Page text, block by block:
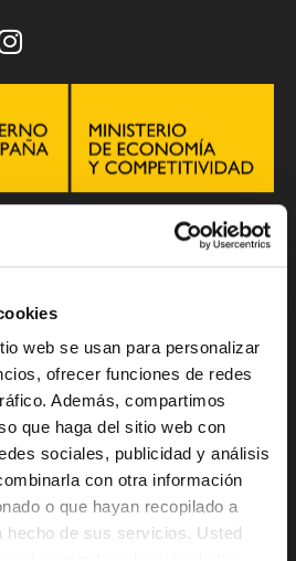
web se usan para personalizar
ofrecer funciones de redes
Además, compartimos
que haga del sitio web con
sociales, publicidad y análisis
con otra información
o que hayan recopilado a
hecho de sus servicios. Usted
desde el 20 de
la Defensa del Cliente
S.L. ha recibido una ayuda
Valenciano de
(IVACE) dentro de la